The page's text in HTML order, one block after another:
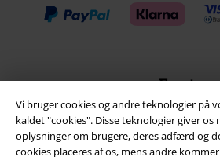
Vi bruger cookies og andre teknologier på
kaldet "cookies". Disse teknologier giver
oplysninger om brugere, deres adfærd og
cookies placeres af os, mens andre
Fragt
Postpakke Collect